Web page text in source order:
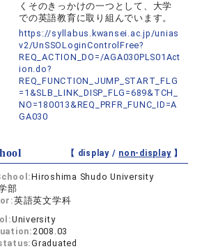
くそのきっかけの一つとして、大学
での英語教育に取り組んでいます。
https://syllabus.kwansei.ac.jp/unias
v2/UnSSOLoginControlFree?
REQ_ACTION_DO=/AGA030PLS01Act
ion.do?
REQ_FUNCTION_JUMP_START_FLG
=1&SLB_LINK_DISP_FLG=689&TCH_
NO=180013&REQ_PRFR_FUNC_ID=A
GA030
【 display / non-display】
Hiroshima Shudo University
部
英語英文学科
University
2008.03
Graduated